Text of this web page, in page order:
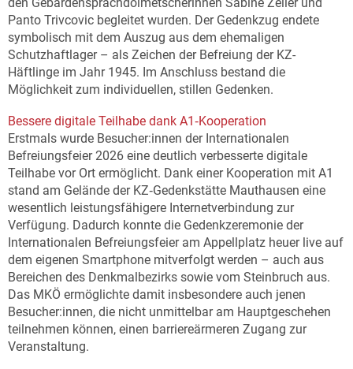
Panto Trivcovic begleitet wurden. Der Gedenkzug endete
symbolisch mit dem Auszug aus dem ehemaligen
Schutzhaftlager – als Zeichen der Befreiung der KZ-
Häftlinge im Jahr 1945. Im Anschluss bestand die
Möglichkeit zum individuellen, stillen Gedenken.
Bessere digitale Teilhabe dank A1‑Kooperation
Erstmals wurde Besucher:innen der Internationalen
Befreiungsfeier 2026 eine deutlich verbesserte digitale
Teilhabe vor Ort ermöglicht. Dank einer Kooperation mit A1
stand am Gelände der KZ‑Gedenkstätte Mauthausen eine
wesentlich leistungsfähigere Internetverbindung zur
Verfügung. Dadurch konnte die Gedenkzeremonie der
Internationalen Befreiungsfeier am Appellplatz heuer live auf
dem eigenen Smartphone mitverfolgt werden – auch aus
Bereichen des Denkmalbezirks sowie vom Steinbruch aus.
Das MKÖ ermöglichte damit insbesondere auch jenen
Besucher:innen, die nicht unmittelbar am Hauptgeschehen
teilnehmen können, einen barriereärmeren Zugang zur
Veranstaltung.